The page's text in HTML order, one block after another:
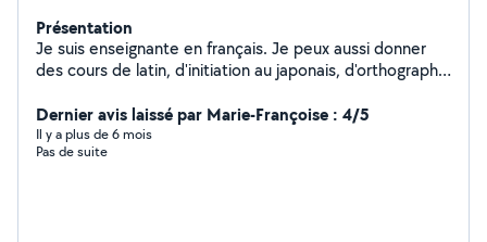
Présentation
Je suis enseignante en français. Je peux aussi donner
des cours de latin, d'initiation au japonais, d'orthographe
l'aide (ai un diplôme d'aide-soignante)
Dernier avis laissé par Marie-Françoise : 4/5
Il y a plus de 6 mois
Pas de suite